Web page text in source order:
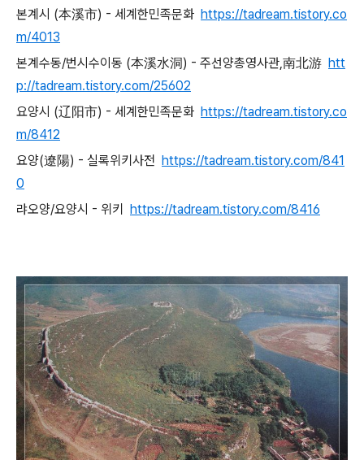
본계시 (本溪市) - 세계한민족문화 https://tadream.tistory.co
m/4013
본계수동/번시수이동 (本溪水洞) - 주선양총영사관,南北游 htt
p://tadream.tistory.com/25602
요양시 (辽阳市) - 세계한민족문화 https://tadream.tistory.co
m/8412
요양(遼陽) - 실록위키사전 https://tadream.tistory.com/841
0
랴오양/요양시 - 위키 https://tadream.tistory.com/8416